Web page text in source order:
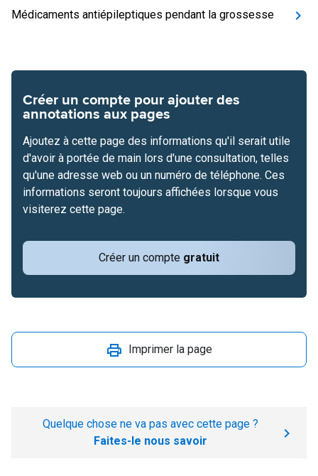
Médicaments antiépileptiques pendant la grossesse
Créer un compte pour ajouter des
annotations aux pages
Créer un compte gratuit
Ajoutez à cette page des informations qu'il serait utile
d'avoir à portée de main lors d'une consultation, telles
qu'une adresse web ou un numéro de téléphone. Ces
informations seront toujours affichées lorsque vous
visiterez cette page.
Imprimer la page
Quelque chose ne va pas avec cette page ?
Faites-le nous savoir